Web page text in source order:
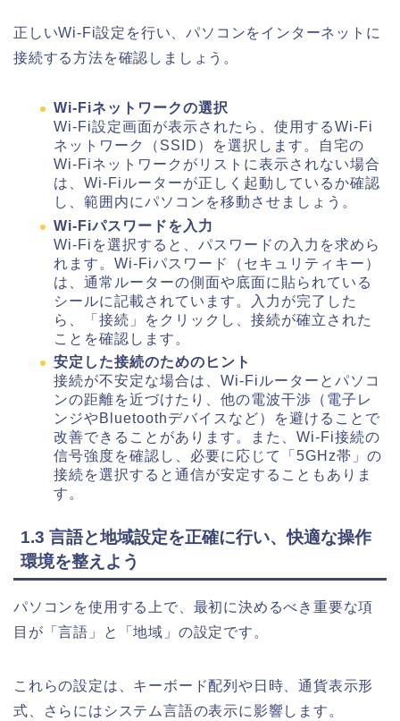
正しいWi-Fi設定を行い、パソコンをインターネットに
接続する方法を確認しましょう。
Wi-Fiネットワークの選択
Wi-Fi設定画面が表示されたら、使用するWi-Fi
ネットワーク（SSID）を選択します。自宅の
Wi-Fiネットワークがリストに表示されない場合
は、Wi-Fiルーターが正しく起動しているか確認
し、範囲内にパソコンを移動させましょう。
Wi-Fiパスワードを入力
Wi-Fiを選択すると、パスワードの入力を求めら
れます。Wi-Fiパスワード（セキュリティキー）
は、通常ルーターの側面や底面に貼られている
シールに記載されています。入力が完了した
ら、「接続」をクリックし、接続が確立された
ことを確認します。
安定した接続のためのヒント
接続が不安定な場合は、Wi-Fiルーターとパソコ
ンの距離を近づけたり、他の電波干渉（電子レ
ンジやBluetoothデバイスなど）を避けることで
改善できることがあります。また、Wi-Fi接続の
信号強度を確認し、必要に応じて「5GHz帯」の
接続を選択すると通信が安定することもありま
す。
1.3 言語と地域設定を正確に行い、快適な操作
環境を整えよう
パソコンを使用する上で、最初に決めるべき重要な項
目が「言語」と「地域」の設定です。
これらの設定は、キーボード配列や日時、通貨表示形
式、さらにはシステム言語の表示に影響します。